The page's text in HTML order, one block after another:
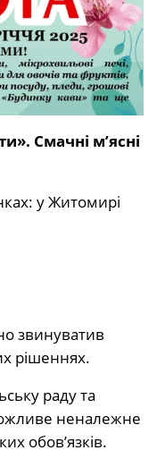
Смачні м’ясні
у Житомирі
звинуватив
рішеннях.
раду та
неналежне
обов’язків.